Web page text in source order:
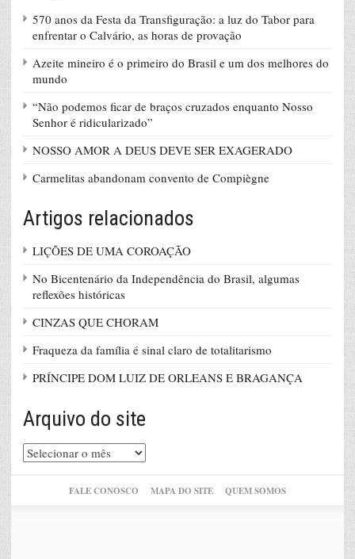
570 anos da Festa da Transfiguração: a luz do Tabor para
enfrentar o Calvário, as horas de provação
Azeite mineiro é o primeiro do Brasil e um dos melhores do
mundo
“Não podemos ficar de braços cruzados enquanto Nosso
Senhor é ridicularizado”
NOSSO AMOR A DEUS DEVE SER EXAGERADO
Carmelitas abandonam convento de Compiègne
Artigos relacionados
LIÇÕES DE UMA COROAÇÃO
No Bicentenário da Independência do Brasil, algumas
reflexões históricas
CINZAS QUE CHORAM
Fraqueza da família é sinal claro de totalitarismo
PRÍNCIPE DOM LUIZ DE ORLEANS E BRAGANÇA
Arquivo do site
Arquivo
do
FALE CONOSCO MAPA DO SITE QUEM SOMOS